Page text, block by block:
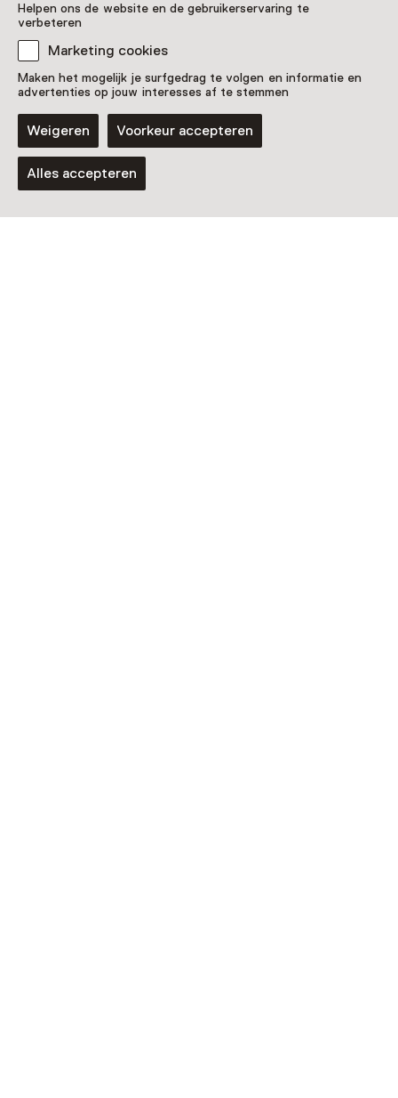
Helpen ons de website en de gebruikerservaring te
verbeteren
Marketing cookies
Maken het mogelijk je surfgedrag te volgen en informatie en
advertenties op jouw interesses af te stemmen
Weigeren Voorkeur accepteren
Alles accepteren